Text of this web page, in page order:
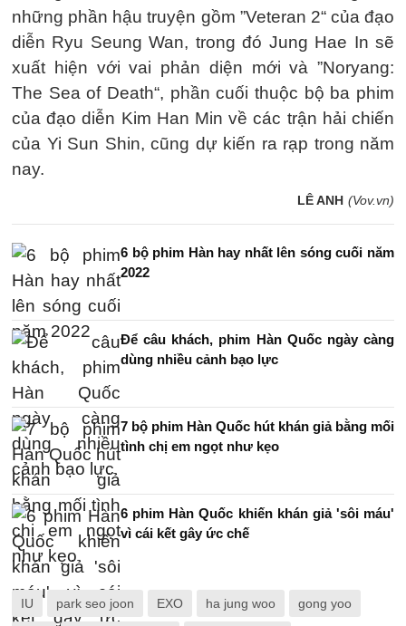
những phần hậu truyện gồm ”Veteran 2“ của đạo
diễn Ryu Seung Wan, trong đó Jung Hae In sẽ
xuất hiện với vai phản diện mới và ”Noryang:
The Sea of Death“, phần cuối thuộc bộ ba phim
của đạo diễn Kim Han Min về các trận hải chiến
của Yi Sun Shin, cũng dự kiến ra rạp trong năm
nay.
LÊ ANH (Vov.vn)
6 bộ phim Hàn hay nhất lên sóng cuối năm
2022
Để câu khách, phim Hàn Quốc ngày càng
dùng nhiều cảnh bạo lực
7 bộ phim Hàn Quốc hút khán giả bằng mối
tình chị em ngọt như kẹo
6 phim Hàn Quốc khiến khán giả 'sôi máu'
vì cái kết gây ức chế
IU park seo joon EXO ha jung woo gong yoo